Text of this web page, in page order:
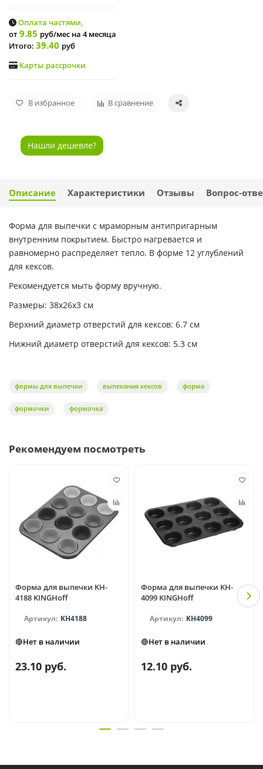
Оплата частями,
от9.85 руб/мес на 4 месяца
Итого: 39.40 руб
Карты рассрочки
В избранное В сравнение
Нашли дешевле?
Описание Характеристики Отзывы Вопрос-
Форма для выпечки с мраморным антипригарным
внутренним покрытием. Быстро нагревается и
равномерно распределяет тепло. В форме 12 углублений
для кексов.
Рекомендуется мыть форму вручную.
Размеры: 38x26x3 см
Верхний диаметр отверстий для кексов: 6.7 см
Нижний диаметр отверстий для кексов: 5.3 см
формы для выпечки выпекания кексов форма
формочки формочка
Рекомендуем посмотреть
Форма для выпечки KH-
4188 KINGHoff
KH4188
🔴Нет в наличии
23.10 руб.
Форма для выпечки KH-
4099 KINGHoff
KH4099
🔴Нет в наличии
12.10 руб.